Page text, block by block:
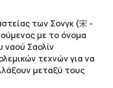
των Σονγκ (宋 -
με το όνομα
ναού Σαολίν
τεχνών για να
μεταξύ τους